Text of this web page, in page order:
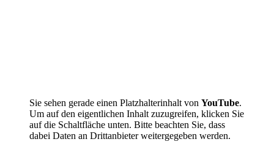
Sie sehen gerade einen Platzhalterinhalt von YouTube.
Um auf den eigentlichen Inhalt zuzugreifen, klicken Sie
auf die Schaltfläche unten. Bitte beachten Sie, dass
dabei Daten an Drittanbieter weitergegeben werden.